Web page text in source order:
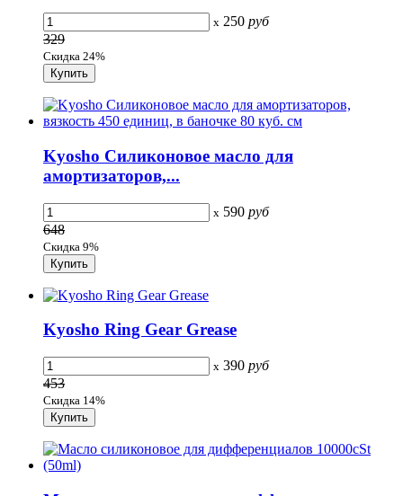
x 250 руб
329
Скидка 24%
Kyosho Силиконовое масло для
амортизаторов,...
x 590 руб
648
Скидка 9%
Kyosho Ring Gear Grease
x 390 руб
453
Скидка 14%